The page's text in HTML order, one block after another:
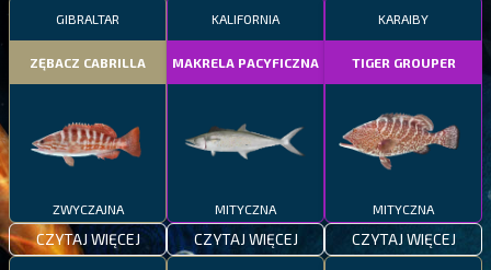
GIBRALTAR
ZĘBACZ CABRILLA
ZWYCZAJNA
CZYTAJ WIĘCEJ
KALIFORNIA
MAKRELA PACYFICZNA
MITYCZNA
CZYTAJ WIĘCEJ
KARAIBY
TIGER GROUPER
MITYCZNA
CZYTAJ WIĘCEJ